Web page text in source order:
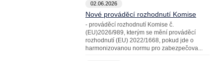
02.06.2026
Nové prováděcí rozhodnutí Komise
- prováděcí rozhodnutí Komise č.
(EU)2026/989, kterým se mění prováděcí
rozhodnutí (EU) 2022/1668, pokud jde o
harmonizovanou normu pro zabezpečova...